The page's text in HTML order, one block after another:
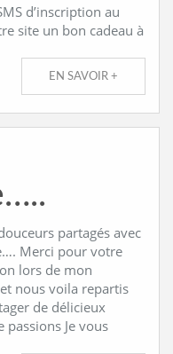
d’inscription au
site un bon cadeau à
EN SAVOIR +
partagés avec
Merci pour votre
lors de mon
nous voila repartis
de délicieux
Je vous